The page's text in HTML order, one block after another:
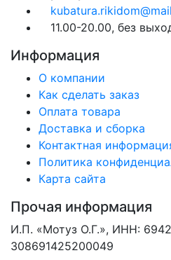
11.00-20.00, без
Информация
О компании
Как сделать заказ
Оплата товара
Доставка и сборка
Контактная
Политика
Карта сайта
Прочая информация
И.П. «Мотуз О.Г.», ИНН:
308691425200049